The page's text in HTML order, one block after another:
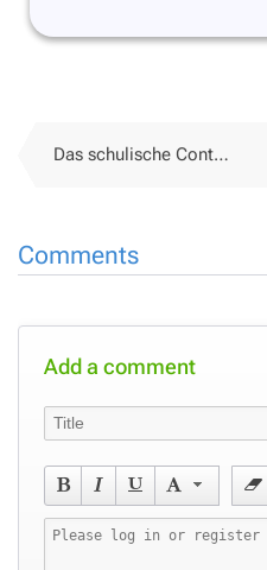
Das schulische Content-Filter-Dilemma
Comments
Add a comment